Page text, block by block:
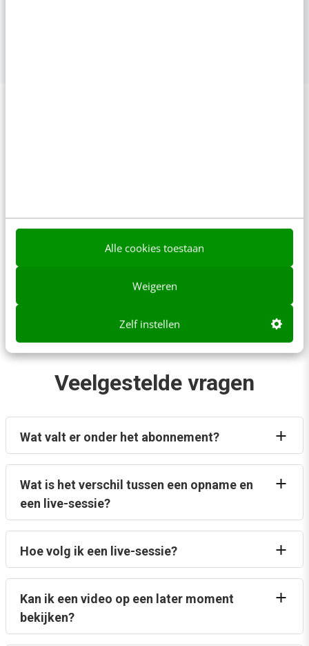
Alle cookies toestaan
Weigeren
Zelf instellen
Veelgestelde vragen
Wat valt er onder het abonnement?
Wat is het verschil tussen een opname en
een live-sessie?
Hoe volg ik een live-sessie?
Kan ik een video op een later moment
bekijken?